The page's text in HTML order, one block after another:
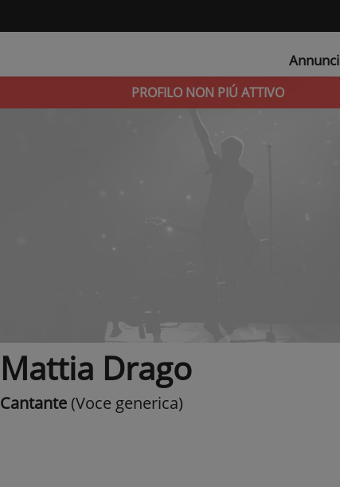
Annunci
PROFILO NON PIÚ ATTIVO
Mattia Drago
Cantante (Voce generica)